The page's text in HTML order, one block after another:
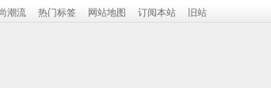
潮流 热门标签 网站地图 订阅本站 旧站